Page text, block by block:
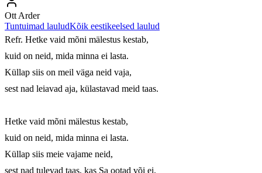
Ott Arder
Tuntuimad lauludKõik eestikeelsed laulud
Refr. Hetke vaid mõni mälestus kestab,
kuid on neid, mida minna ei lasta.
Küllap siis on meil väga neid vaja,
sest nad leiavad aja, külastavad meid taas.
Hetke vaid mõni mälestus kestab,
kuid on neid, mida minna ei lasta.
Küllap siis meie vajame neid,
sest nad tulevad taas, kas Sa ootad või ei.